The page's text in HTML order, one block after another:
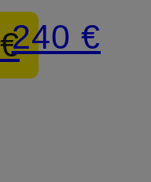
BAKER
240 €